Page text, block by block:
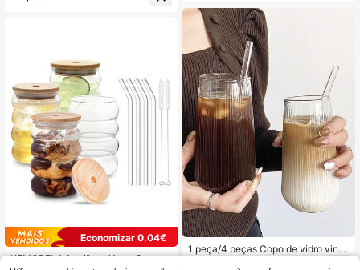
Economizar 0,04€
KEMORELA 1pc/2pcs/4pcs Copo d
quada para Latte, Café, Sumo, Leit
e, Escolha Atenciosa para Presente
1 peça/4 peças Copo de vidro vinta
ge às riscas de 500 ml/16,6 oz, cop